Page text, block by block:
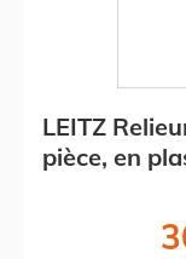
LEITZ
pièce, en